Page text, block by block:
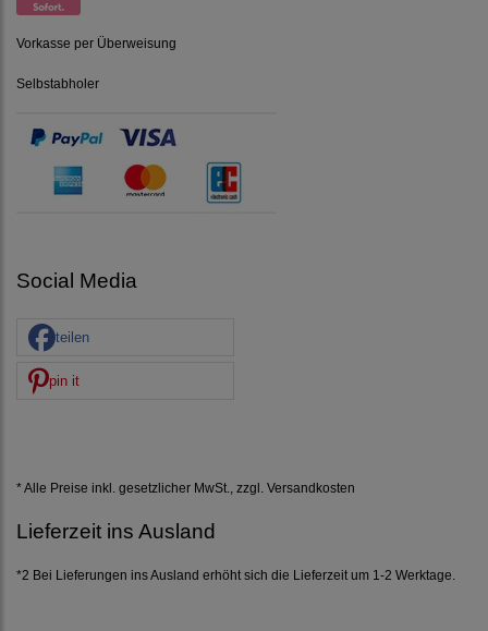
Vorkasse per Überweisung
Selbstabholer
Social Media
teilen
pin it
* Alle Preise inkl. gesetzlicher MwSt., zzgl. Versandkosten
Lieferzeit ins Ausland
*2 Bei Lieferungen ins Ausland erhöht sich die Lieferzeit um 1-2 Werktage.